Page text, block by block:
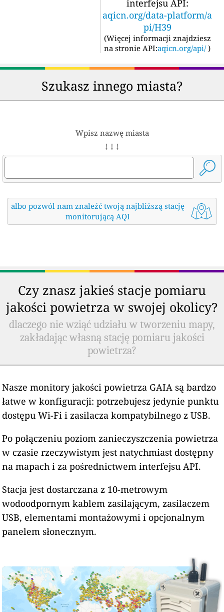
interfejsu API:
aqicn.org/data-platform/a
pi/H39
(Więcej informacji znajdziesz
na stronie API:aqicn.org/api/ )
Szukasz innego miasta?
Wpisz nazwę miasta
↓ ↓ ↓
albo pozwól nam znaleźć twoją najbliższą stację
monitorującą AQI
Czy znasz jakieś stacje pomiaru
jakości powietrza w swojej okolicy?
dlaczego nie wziąć udziału w tworzeniu mapy,
zakładając własną stację pomiaru jakości
powietrza?
Nasze monitory jakości powietrza GAIA są bardzo
łatwe w konfiguracji: potrzebujesz jedynie punktu
dostępu Wi-Fi i zasilacza kompatybilnego z USB.
Po połączeniu poziom zanieczyszczenia powietrza
w czasie rzeczywistym jest natychmiast dostępny
na mapach i za pośrednictwem interfejsu API.
Stacja jest dostarczana z 10-metrowym
wodoodpornym kablem zasilającym, zasilaczem
USB, elementami montażowymi i opcjonalnym
panelem słonecznym.